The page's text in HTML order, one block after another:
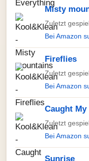
Misty
Zuletzt
Bei Amazon
Fireflies
Zuletzt
Bei Amazon
Caught My
Zuletzt
Bei Amazon
Sunrise